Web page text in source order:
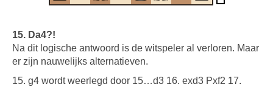
15. Da4?!
Na dit logische antwoord is de witspeler al verloren. Maar
er zijn nauwelijks alternatieven.
15. g4 wordt weerlegd door 15…d3 16. exd3 Pxf2 17.